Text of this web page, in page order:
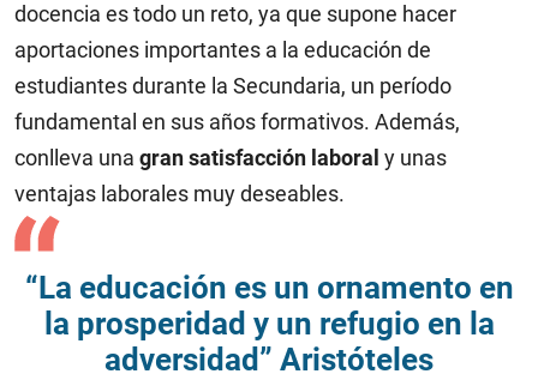
docencia es todo un reto, ya que supone hacer
aportaciones importantes a la educación de
estudiantes durante la Secundaria, un período
fundamental en sus años formativos. Además,
conlleva una gran satisfacción laboral y unas
ventajas laborales muy deseables.
“La educación es un ornamento en
la prosperidad y un refugio en la
adversidad” Aristóteles